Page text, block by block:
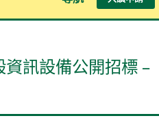
訊設備公開招標 –